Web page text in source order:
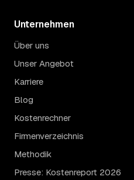
Unternehmen
Über uns
Unser Angebot
Karriere
Blog
Kostenrechner
Firmenverzeichnis
Methodik
Presse: Kostenreport 2026